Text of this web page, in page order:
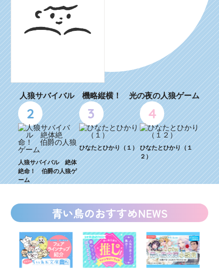
人狼サバイバル 機略縦横！ 光の夜の人狼ゲーム
2
人狼サバイバル 絶体
絶命！ 伯爵の人狼ゲ
ーム
3
ひなたとひかり（１）
4
ひなたとひかり（１
２）
青い鳥のおすすめNEWS